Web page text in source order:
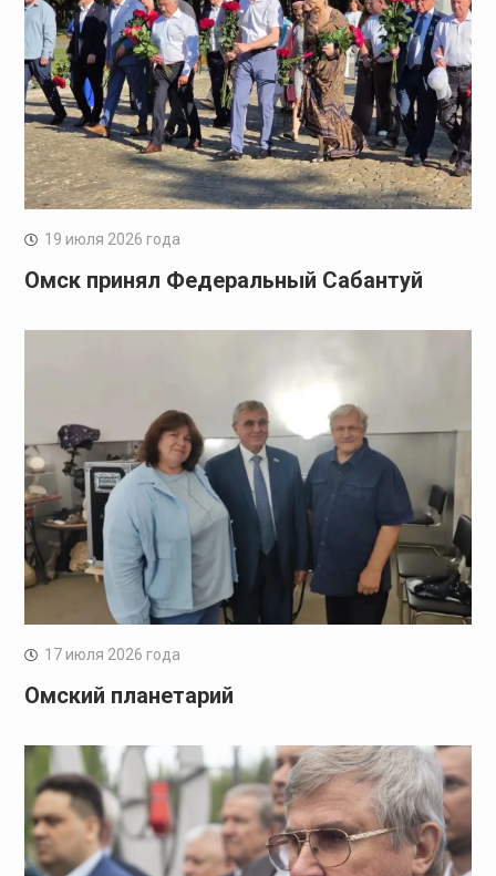
19 июля 2026 года
Омск принял Федеральный Сабантуй
17 июля 2026 года
Омский планетарий